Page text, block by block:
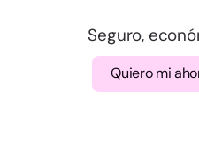
Valencia
Badajoz
Seguro,
Quiero mi